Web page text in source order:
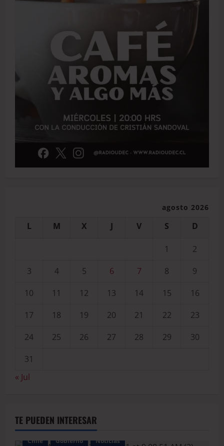
agosto 2026
L M X J V S D
1
2
3
4 5 6 7 8
9
10
11 12 13 14 15
16
17
18 19 20 21 22
23
24
25 26 27 28 29
30
31
« Jul
TE PUEDEN INTERESAR
Chile Gobierno Noticias